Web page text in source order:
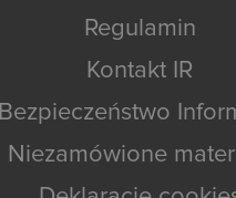
Regulamin
Kontakt IR
Bezpieczeństwo
Niezamówione